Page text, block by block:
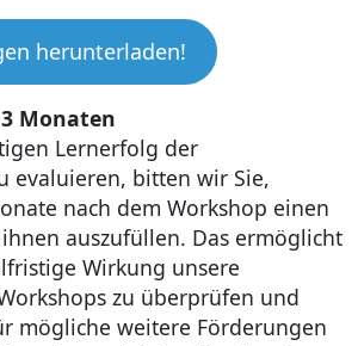
herunterladen!
Monaten
Lernerfolg der
evaluieren, bitten wir Sie,
nach dem Workshop einen
auszufüllen. Das ermöglicht
Wirkung unsere
zu überprüfen und
mögliche weitere Förderungen